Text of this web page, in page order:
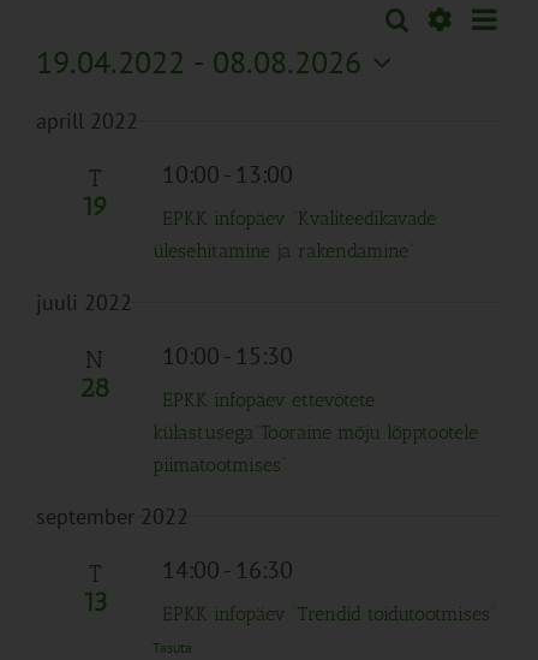
Sündmused
Search
Otsi
19.04.2022 - 08.08.2026
kuupäev.
aprill 2022
T
19
10:00- 13:00
EPKK infopäev “Kvaliteedikavade
ülesehitamine ja rakendamine”
juuli 2022
N
28
10:00- 15:30
EPKK infopäev ettevõtete
külastusega”Tooraine mõju lõpptootele
piimatootmises”
september 2022
T
13
14:00- 16:30
EPKK infopäev “Trendid toidutootmises”
Tasuta